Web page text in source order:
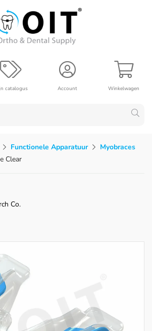
Winkelwagen
Account
catalogus
Functionele Apparatuur
Myobraces
Clear
Co.